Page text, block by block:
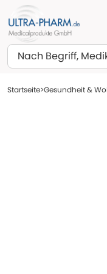
Suchen
Startseite Gesundheit &